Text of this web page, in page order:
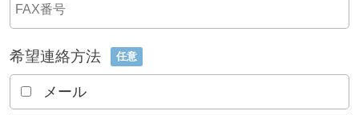
希望連絡方法 任意
メール